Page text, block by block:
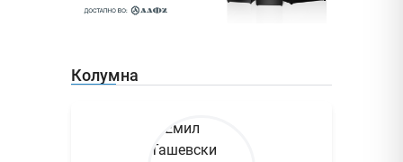
Колумна